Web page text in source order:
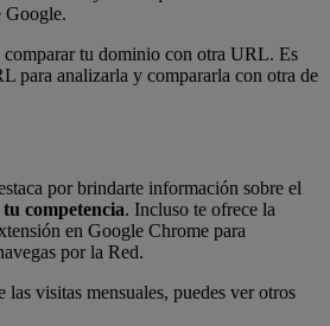
Google.
comparar tu dominio con otra URL. Es
para analizarla y compararla con otra de
por brindarte información sobre el
competencia. Incluso te ofrece la
en Google Chrome para
por la Red.
visitas mensuales, puedes ver otros